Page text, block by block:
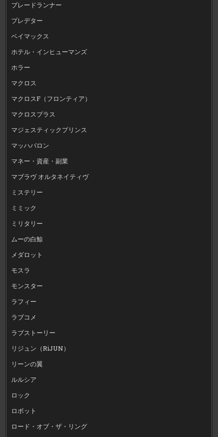
ブレードランナー
プレデター
ベイマックス
ホテル・インヒューマンズ
ホラー
マクロス
マクロスF（フロンティア）
マクロスプラス
マジェスティックプリンス
マッハバロン
マネー・資産・副業
マブラヴ オルタネイティヴ
ミステリー
ミミック
ミリタリー
ムーの白鯨
メダロット
モスラ
モンスター
ラフィー
ラブコメ
ラブストーリー
リジュン（RiJUN）
リーンの翼
ルルシア
ロック
ロボット
ロード・オブ・ザ・リング